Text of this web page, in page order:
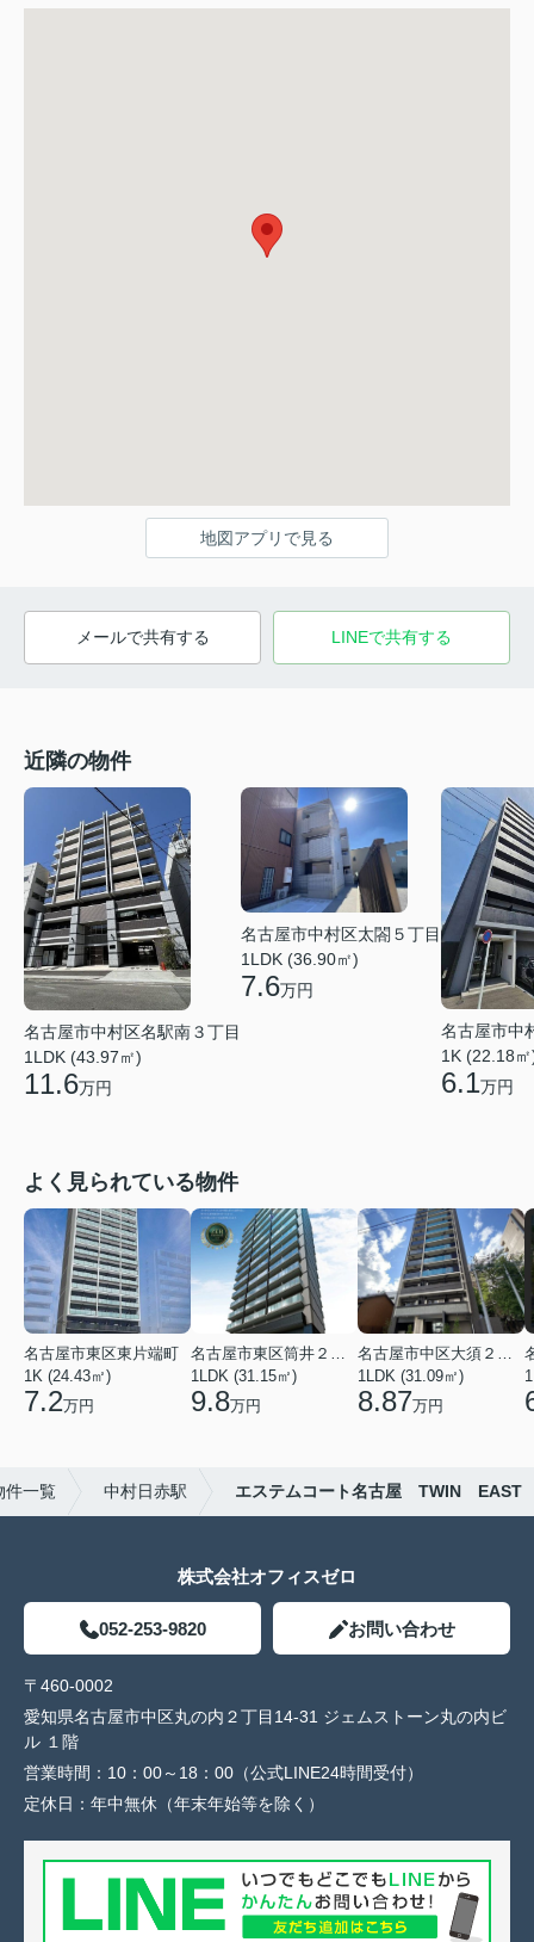
地図アプリで見る
メールで共有する LINEで共有する
近隣の物件
名古屋市中村区名駅南３丁目
1LDK (43.97㎡)
11.6万円
名古屋市中村区太閤５丁目
1LDK (36.90㎡)
7.6万円
名古屋市中
1K (22.18
6.1万円
よく見られている物件
名古屋市東区東片端町
1K (24.43㎡)
7.2万円
1LDK (31.15㎡)
9.8万円
1LDK (31.09㎡)
8.87万円
件一覧 中村日赤駅 エステムコート名古屋 TWIN EAST
株式会社オフィスゼロ
052-253-9820 お問い合わせ
〒460-0002
愛知県名古屋市中区丸の内２丁目14-31 ジェムストーン丸の内ビ
ル １階
営業時間： 10：00～18：00（公式LINE24時間受付）
定休日： 年中無休（年末年始等を除く）